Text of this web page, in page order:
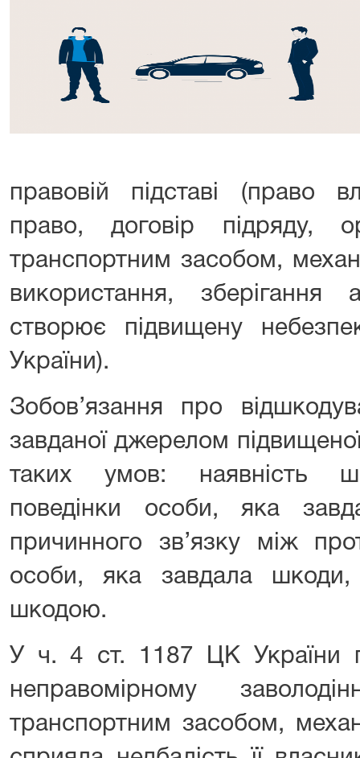
правовій підставі (право
право, договір підряду,
транспортним засобом,
використання,
створює підвищену
України).
Зобов’язання про
завданої джерелом
таких умов: наявність
поведінки особи, яка
причинного зв’язку між
особи, яка завдала
шкодою.
У ч. 4 ст. 1187 ЦК України
неправомірному
транспортним засобом,